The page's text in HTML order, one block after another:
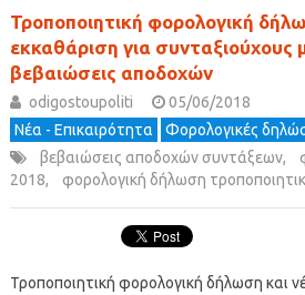
Τροποποιητική φορολογική
εκκαθάριση για συνταξιούχους
βεβαιώσεις αποδοχών
odigostoupoliti
05/06/2018
Νέα - Επικαιρότητα
Φορολογικές
βεβαιώσεις αποδοχών συντάξεων,
2018, φορολογική δήλωση
Τροποποιητική φορολογική δήλωση και